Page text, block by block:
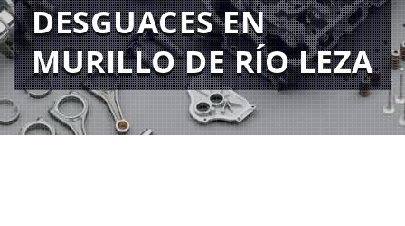
DESGUACES EN
MURILLO DE RÍO LEZA